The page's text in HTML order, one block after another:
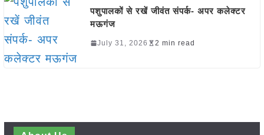
पशुपालकों से रखें जीवंत संपर्क- अपर कलेक्टर
मऊगंज
July 31, 2026 2 min read